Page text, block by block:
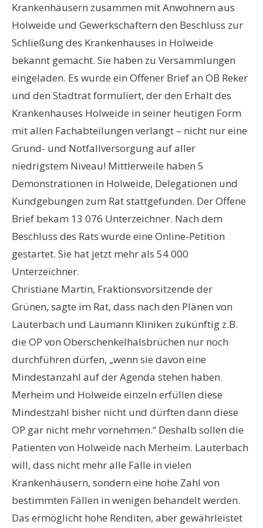
Krankenhäusern zusammen mit Anwohnern aus
Holweide und Gewerkschaftern den Beschluss zur
Schließung des Krankenhauses in Holweide
bekannt gemacht. Sie haben zu Versammlungen
eingeladen. Es wurde ein Offener Brief an OB Reker
und den Stadtrat formuliert, der den Erhalt des
Krankenhauses Holweide in seiner heutigen Form
mit allen Fachabteilungen verlangt – nicht nur eine
Grund- und Notfallversorgung auf aller
niedrigstem Niveau! Mittlerweile haben 5
Demonstrationen in Holweide, Delegationen und
Kundgebungen zum Rat stattgefunden. Der Offene
Brief bekam 13 076 Unterzeichner. Nach dem
Beschluss des Rats wurde eine Online-Petition
gestartet. Sie hat jetzt mehr als 54 000
Unterzeichner.
Christiane Martin, Fraktionsvorsitzende der
Grünen, sagte im Rat, dass nach den Plänen von
Lauterbach und Laumann Kliniken zukünftig z.B.
die OP von Oberschenkelhalsbrüchen nur noch
durchführen dürfen, „wenn sie davon eine
Mindestanzahl auf der Agenda stehen haben.
Merheim und Holweide einzeln erfüllen diese
Mindestzahl bisher nicht und dürften dann diese
OP gar nicht mehr vornehmen.“ Deshalb sollen die
Patienten von Holweide nach Merheim. Lauterbach
will, dass nicht mehr alle Fälle in vielen
Krankenhäusern, sondern eine hohe Zahl von
bestimmten Fällen in wenigen behandelt werden.
Das ermöglicht hohe Renditen, aber gewährleistet